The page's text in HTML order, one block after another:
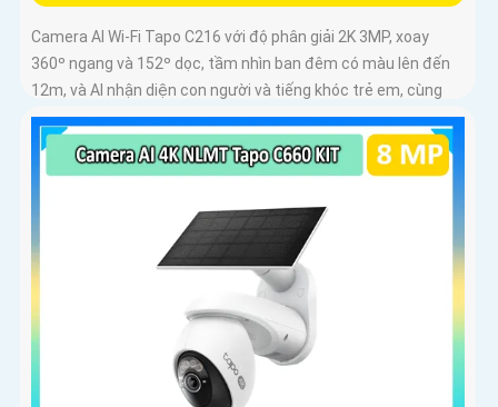
Camera AI Wi-Fi Tapo C216 với độ phân giải 2K 3MP, xoay
360º ngang và 152º dọc, tầm nhìn ban đêm có màu lên đến
12m, và AI nhận diện con người và tiếng khóc trẻ em, cùng
khả năng theo dõi chuyển động tự động